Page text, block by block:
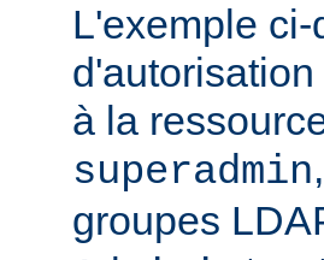
L'exemple
à la
superadmin
groupes